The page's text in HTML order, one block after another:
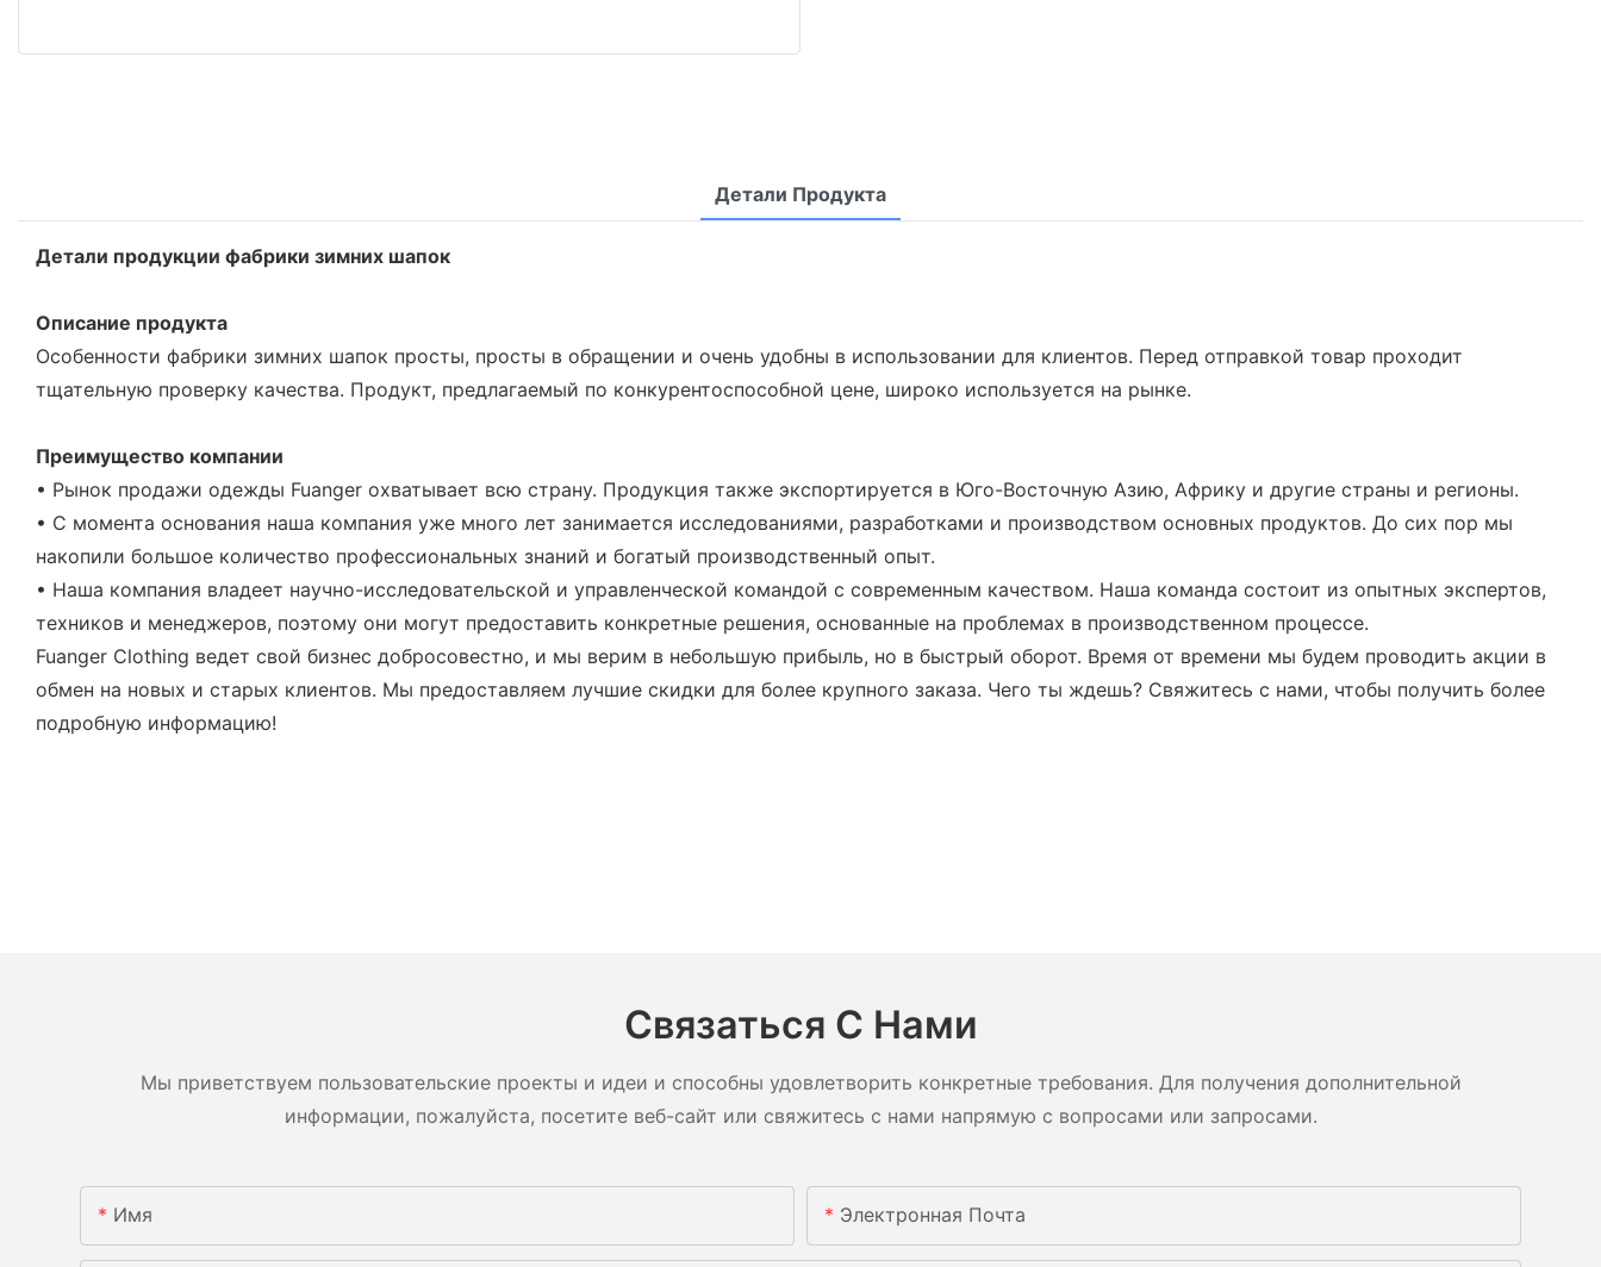
Детали Продукта
Детали продукции фабрики зимних шапок
Описание продукта
Особенности фабрики зимних шапок просты, просты в обращении и очень удобны в использовании для клиентов. Перед отправкой товар проходит
тщательную проверку качества. Продукт, предлагаемый по конкурентоспособной цене, широко используется на рынке.
Преимущество компании
• Рынок продажи одежды Fuanger охватывает всю страну. Продукция также экспортируется в Юго-Восточную Азию, Африку и другие страны и регионы.
• С момента основания наша компания уже много лет занимается исследованиями, разработками и производством основных продуктов. До сих пор мы
накопили большое количество профессиональных знаний и богатый производственный опыт.
• Наша компания владеет научно-исследовательской и управленческой командой с современным качеством. Наша команда состоит из опытных экспертов,
техников и менеджеров, поэтому они могут предоставить конкретные решения, основанные на проблемах в производственном процессе.
Fuanger Clothing ведет свой бизнес добросовестно, и мы верим в небольшую прибыль, но в быстрый оборот. Время от времени мы будем проводить акции в
обмен на новых и старых клиентов. Мы предоставляем лучшие скидки для более крупного заказа. Чего ты ждешь? Свяжитесь с нами, чтобы получить более
подробную информацию!
Связаться С Нами
Мы приветствуем пользовательские проекты и идеи и способны удовлетворить конкретные требования. Для получения дополнительной
информации, пожалуйста, посетите веб-сайт или свяжитесь с нами напрямую с вопросами или запросами.
Имя Электронная Почта